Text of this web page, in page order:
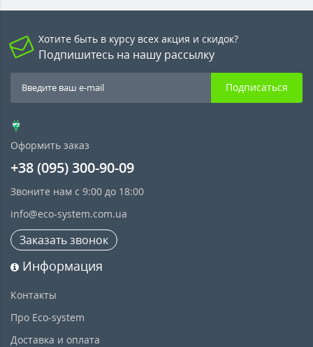
Хотите быть в курсу всех акция и скидок?
Подпишитесь на нашу рассылку
Подписаться
Оформить заказ
+38 (095) 300-90-09
Звоните нам с 9:00 до 18:00
info@eco-system.com.ua
Заказать звонок
Информация
Контакты
Про Eco-system
Доставка и оплата